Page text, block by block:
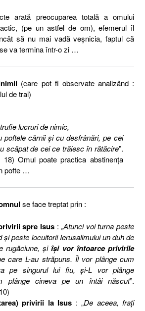
arată preocuparea totală a omului
(pe un astfel de om), efemerul îl
să nu mai vadă veşnicia, faptul că
va termina într-o zi …
(care pot fi observate analizând :
de trai)
lucruri de nimic,
poftele cărnii şi cu desfrânări, pe cei
scăpat de cei ce trăiesc în rătăcire”.
Omul poate practica abstinenţa
pofte …
se face treptat prin :
spre Isus: „Atunci voi turna peste
şi peste locuitorii Ierusalimului un duh de
rugăciune, şiîşi vor întoarce privirile
care L-au străpuns. Îl vor plânge cum
pe singurul lui fiu, şi-L vor plânge
plânge cineva pe un întâi născut”.
privirii la Isus : „De aceea, fraţi